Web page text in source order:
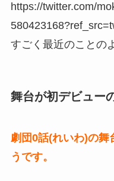
https://twitter.com/
すごく最近のことの
舞台が初デビュー
劇団0話(れいわ)の舞
うです。